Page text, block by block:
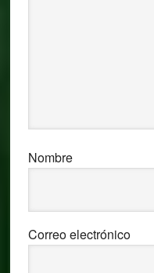
Nombre
Correo electrónico